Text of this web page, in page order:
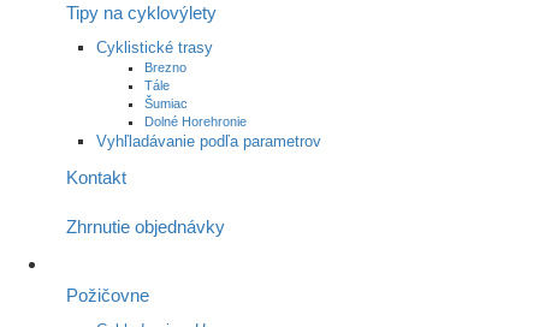
Tipy na cyklovýlety
Cyklistické trasy
Brezno
Tále
Šumiac
Dolné Horehronie
Vyhľladávanie podľa parametrov
Kontakt
Zhrnutie objednávky
Požičovne